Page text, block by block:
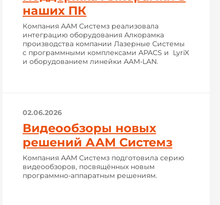
наших ПК
Компания ААМ Системз реализовала
интеграцию оборудования Алкорамка
производства компании Лазерные Системы
с программными комплексами APACS и LyriX
и оборудованием линейки AAM-LAN.
02.06.2026
Видеообзоры новых
решений ААМ Системз
Компания ААМ Системз подготовила серию
видеообзоров, посвящённых новым
программно-аппаратным решениям.